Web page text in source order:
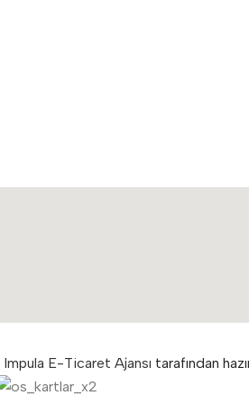
Impula E-Ticaret Ajansı tarafından